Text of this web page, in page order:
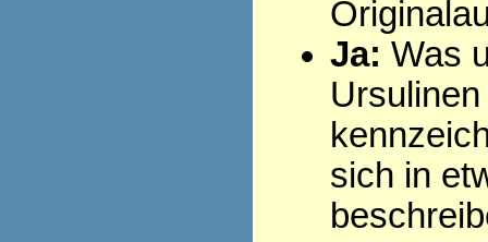
Ja: Was
Ursulinen
sich in